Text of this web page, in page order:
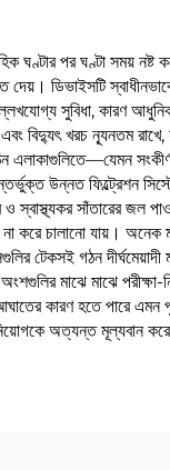
ঘণ্টার পর ঘণ্টা সময়
ডিভাইসটি
সুবিধা, কারণ
বিদ্যুৎ খরচ ন্যূনতম
এলাকাগুলিতে—যেমন
উন্নত ফিল্ট্রেশন
সাঁতারের জল
চালানো যায়। অনেক
টেকসই গঠন
মাঝে মাঝে
আঘাতের কারণ হতে পারে
অত্যন্ত মূল্যবান